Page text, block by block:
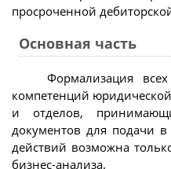
просроченной
Основная часть
Формализация
компетенций
и отделов,
документов для подачи в
действий возможна
бизнес-анализа.